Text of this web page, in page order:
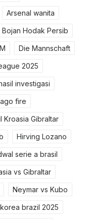
Arsenal wanita
Bojan Hodak Persib
Die Mannschaft
2025
investigasi
fire
Kroasia Gibraltar
Hirving Lozano
serie a brasil
vs Gibraltar
Neymar vs Kubo
brazil 2025